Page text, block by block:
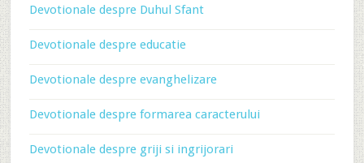
Devotionale despre Duhul Sfant
Devotionale despre educatie
Devotionale despre evanghelizare
Devotionale despre formarea caracterului
Devotionale despre griji si ingrijorari